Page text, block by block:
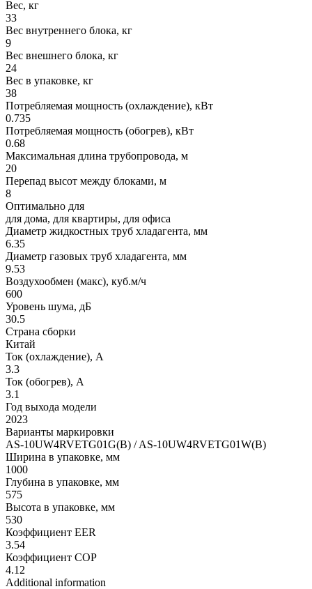
Вес, кг
33
Вес внутреннего блока, кг
9
Вес внешнего блока, кг
24
Вес в упаковке, кг
38
Потребляемая мощность (охлаждение), кВт
0.735
Потребляемая мощность (обогрев), кВт
0.68
Максимальная длина трубопровода, м
20
Перепад высот между блоками, м
8
Оптимально для
для дома, для квартиры, для офиса
Диаметр жидкостных труб хладагента, мм
6.35
Диаметр газовых труб хладагента, мм
9.53
Воздухообмен (макс), куб.м/ч
600
Уровень шума, дБ
30.5
Страна сборки
Китай
Ток (охлаждение), А
3.3
Ток (обогрев), А
3.1
Год выхода модели
2023
Варианты маркировки
AS-10UW4RVETG01G(B) / AS-10UW4RVETG01W(B)
Ширина в упаковке, мм
1000
Глубина в упаковке, мм
575
Высота в упаковке, мм
530
Коэффициент EER
3.54
Коэффициент COP
4.12
Additional information